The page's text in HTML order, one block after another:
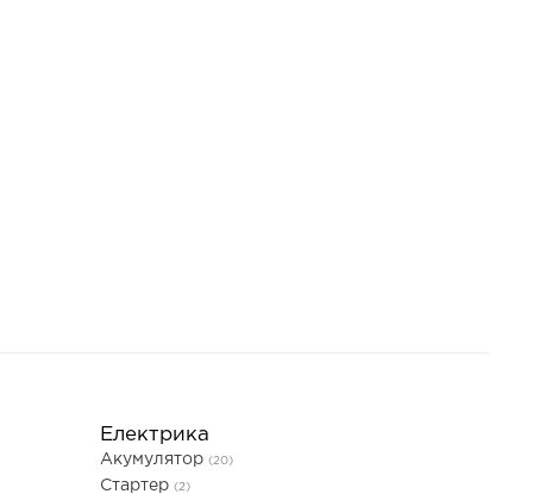
Електрика
Акумулятор (20)
Стартер (2)